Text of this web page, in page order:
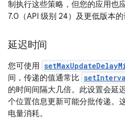
制执行这些策略，但您的应用也
7.0（API 级别 24）及更低版本的
延迟时间
您可使用
间，传递的值通常比
的时间间隔大几倍。此设置会延
个位置信息更新可能分批传递。
电量消耗。